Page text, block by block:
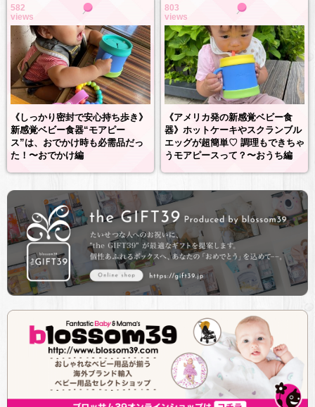
582
views
《しっかり密封で安心持ち歩き》
新感覚ベビー食器“モアピー
ス”は、おでかけ時も必需品だっ
た！〜おでかけ編
803
views
《アメリカ発の新感覚ベビー食
器》ホットケーキやスクランブル
エッグが超簡単♡ 調理もできちゃ
うモアピースって？〜おうち編